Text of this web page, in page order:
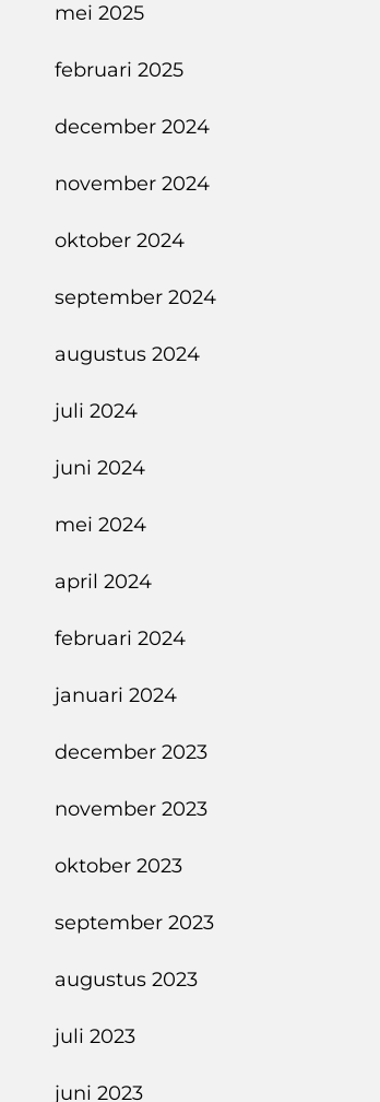
mei 2025
februari 2025
december 2024
november 2024
oktober 2024
september 2024
augustus 2024
juli 2024
juni 2024
mei 2024
april 2024
februari 2024
januari 2024
december 2023
november 2023
oktober 2023
september 2023
augustus 2023
juli 2023
juni 2023